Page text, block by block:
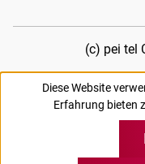
(c) pei tel
Diese Website
Erfahrung bieten